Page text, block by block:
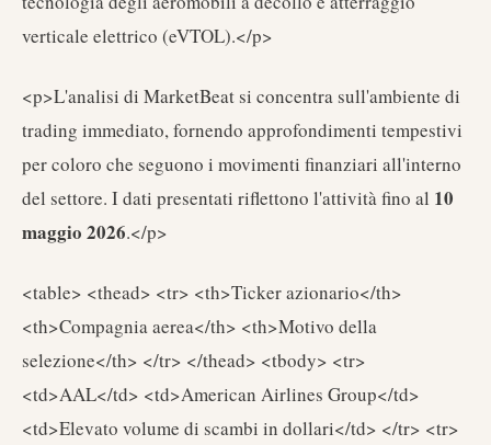
verticale elettrico (eVTOL).</p>
<p>L'analisi di MarketBeat si concentra sull'ambiente di
trading immediato, fornendo approfondimenti tempestivi
per coloro che seguono i movimenti finanziari all'interno
del settore. I dati presentati riflettono l'attività fino al 10
maggio 2026.</p>
<table> <thead> <tr> <th>Ticker azionario</th>
<th>Compagnia aerea</th> <th>Motivo della
selezione</th> </tr> </thead> <tbody> <tr>
<td>AAL</td> <td>American Airlines Group</td>
<td>Elevato volume di scambi in dollari</td> </tr> <tr>